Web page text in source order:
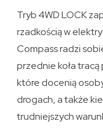
Tryb 4WD LOCK
rzadkością w
Compass radzi
przednie koła
które docenią
drogach, a także
trudniejszych